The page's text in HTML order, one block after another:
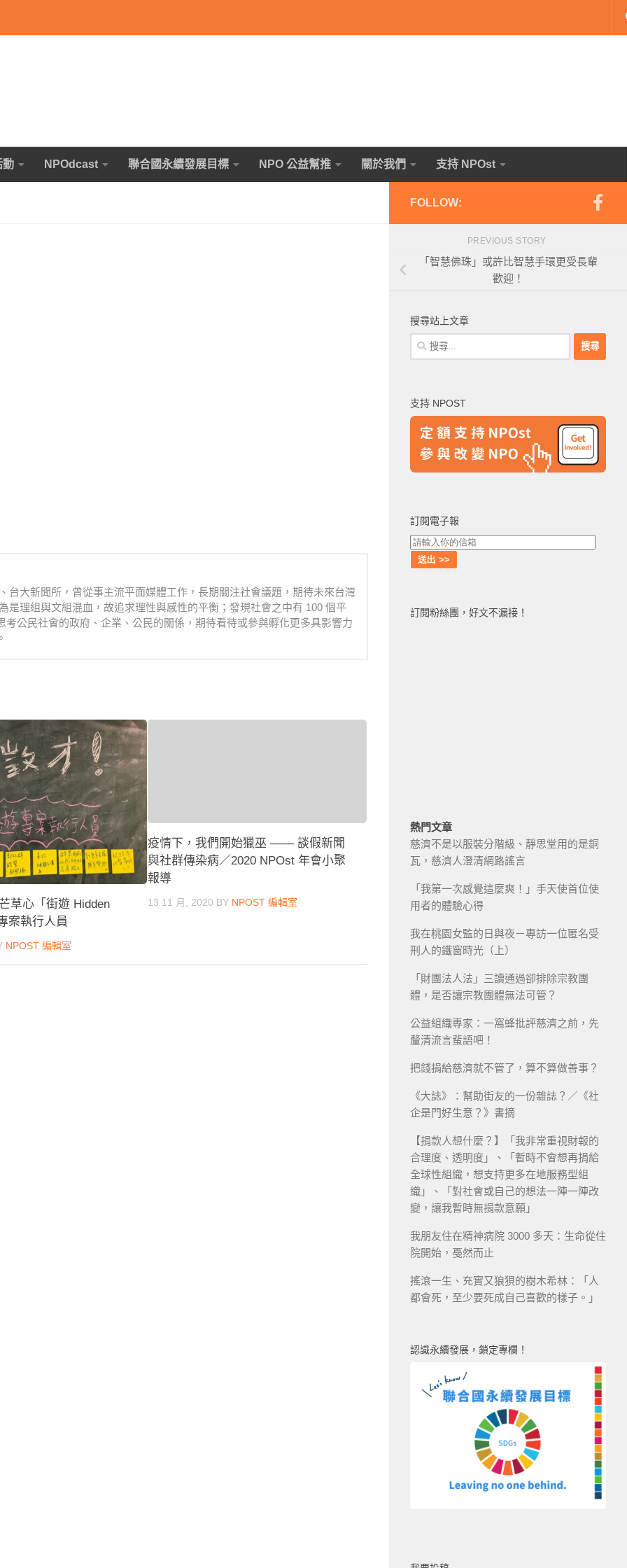
動 NPOdcast 聯合國永續發展目標 NPO 公益幫推 關於我們 支持 NPOst
台大新聞所，曾從事主流平面媒體工作，長期關注社會議題，期待未來台灣
是理組與文組混血，故追求理性與感性的平衡；發現社會之中有 100 個平
公民社會的政府、企業、公民的關係，期待看待或參與孵化更多具影響力
草心「街遊 Hidden
案執行人員
NPOST 編輯室
疫情下，我們開始獵巫 —— 談假新聞
與社群傳染病／2020 NPOst 年會小聚
報導
13 11 月, 2020 BY NPOST 編輯室
FOLLOW:
PREVIOUS STORY
「智慧佛珠」或許比智慧手環更受長輩
歡迎！
搜尋站上文章
搜
尋
字:
支持 NPOST
訂閱電子報
訂閱粉絲團，好文不漏接！
熱門文章
慈濟不是以服裝分階級、靜思堂用的是銅
瓦，慈濟人澄清網路謠言
「我第一次感覺這麼爽！」手天使首位使
用者的體驗心得
我在桃園女監的日與夜－專訪一位匿名受
刑人的鐵窗時光（上）
「財團法人法」三讀通過卻排除宗教團
體，是否讓宗教團體無法可管？
公益組織專家：一窩蜂批評慈濟之前，先
釐清流言蜚語吧！
把錢捐給慈濟就不管了，算不算做善事？
《大誌》：幫助街友的一份雜誌？／《社
企是門好生意？》書摘
【捐款人想什麼？】「我非常重視財報的
合理度、透明度」、「暫時不會想再捐給
全球性組織，想支持更多在地服務型組
織」、「對社會或自己的想法一陣一陣改
變，讓我暫時無捐款意願」
我朋友住在精神病院 3000 多天：生命從住
院開始，戞然而止
搖滾一生、充實又狼狽的樹木希林：「人
都會死，至少要死成自己喜歡的樣子。」
認識永續發展，鎖定專欄！